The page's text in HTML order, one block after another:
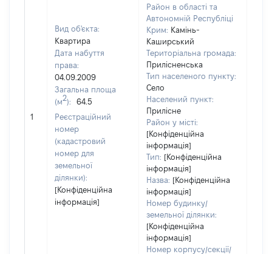
1
Вид об'єкта:
Квартира
Дата набуття
права:
04.09.2009
Загальна площа
(м2):
64.5
Реєстраційний
номер
(кадастровий
номер для
земельної
ділянки):
[Конфіденційна
інформація]
Район в області та
Автономній Республіці
Крим: Камінь-
Каширський
Територіальна громада:
Прилісненська
Тип населеного пункту:
Село
Населений пункт:
Прилісне
Район у місті:
[Конфіденційна
інформація]
Тип: [Конфіденційна
інформація]
Назва: [Конфіденційна
інформація]
Номер будинку/
земельної ділянки:
[Конфіденційна
інформація]
Номер корпусу/секції/